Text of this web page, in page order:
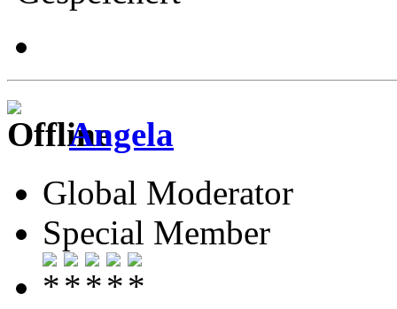
Angela
Global Moderator
Special Member